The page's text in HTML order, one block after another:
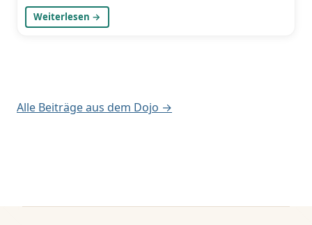
Weiterlesen →
Alle Beiträge aus dem Dojo →